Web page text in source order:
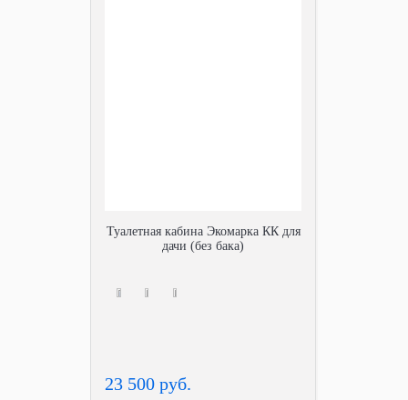
Туалетная кабина Экомарка КК для
дачи (без бака)
23 500 руб.